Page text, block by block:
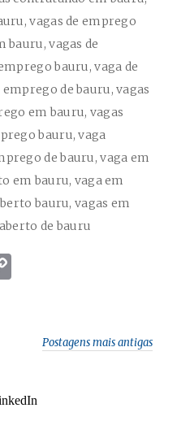
vagas de emprego
bauru, vagas de
bauru, vaga de
de bauru, vagas
em bauru, vagas
bauru, vaga
de bauru, vaga em
em bauru, vaga em
bauru, vagas em
de bauru
Postagens mais antigas